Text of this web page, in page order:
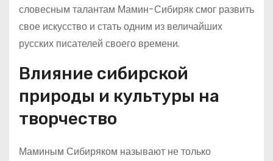
словесным талантам Мамин-Сибиряк смог развить
свое искусство и стать одним из величайших
русских писателей своего времени.
Влияние сибирской
природы и культуры на
творчество
Маминым Сибиряком называют не только